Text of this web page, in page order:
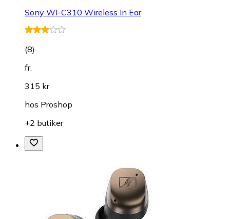
Sony WI-C310 Wireless In Ear
(8)
fr.
315 kr
hos Proshop
+2 butiker